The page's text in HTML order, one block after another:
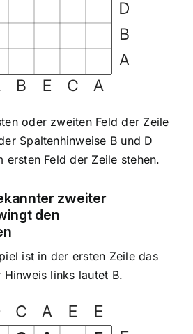
oder zweiten Feld der Zeile
Spaltenhinweise B und D
ersten Feld der Zeile stehen.
zweiter
den
ist in der ersten Zeile das
Hinweis links lautet B.